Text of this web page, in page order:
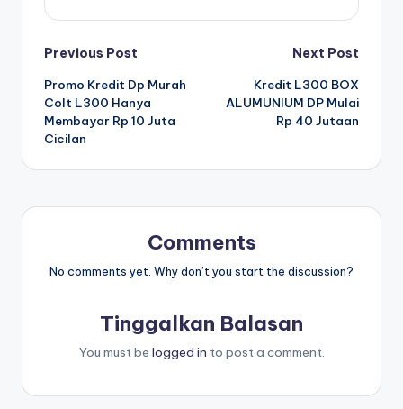
Post
navigation
Previous Post
Promo Kredit Dp Murah
Colt L300 Hanya
Membayar Rp 10 Juta
Cicilan
Next Post
Kredit L300 BOX
ALUMUNIUM DP Mulai
Rp 40 Jutaan
Comments
No comments yet. Why don’t you start the discussion?
Tinggalkan Balasan
You must be logged in to post a comment.